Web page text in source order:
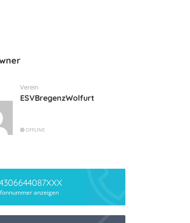
Verein
ESVBregenzWolfurt
OFFLINE
anzeigen